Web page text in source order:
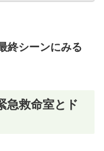
終シーンにみる
急救命室とド